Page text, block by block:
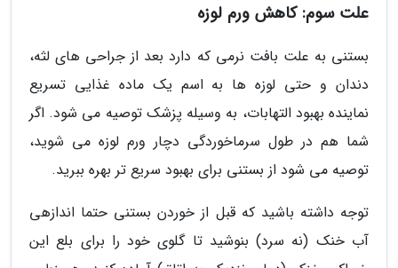
علت سوم: کاهش ورم لوزه
بستنی به علت بافت نرمی که دارد بعد از جراحی های لثه،
دندان و حتی لوزه ها به اسم یک ماده غذایی تسریع
نماینده بهبود التهابات، به وسیله پزشک توصیه می شود. اگر
شما هم در طول سرماخوردگی دچار ورم لوزه می شوید،
توصیه می شود از بستنی برای بهبود سریع تر بهره ببرید.
توجه داشته باشید که قبل از خوردن بستنی حتما اندازهی
آب خنک (نه سرد) بنوشید تا گلوی خود را برای بلع این